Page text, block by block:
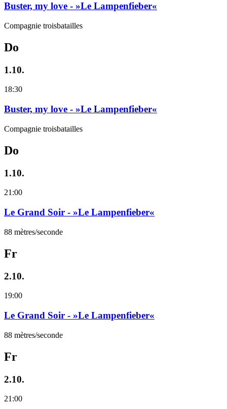
Buster, my love - »Le Lampenfieber«
Compagnie troisbatailles
Do
1.10.
18:30
Buster, my love - »Le Lampenfieber«
Compagnie troisbatailles
Do
1.10.
21:00
Le Grand Soir - »Le Lampenfieber«
88 mètres/seconde
Fr
2.10.
19:00
Le Grand Soir - »Le Lampenfieber«
88 mètres/seconde
Fr
2.10.
21:00